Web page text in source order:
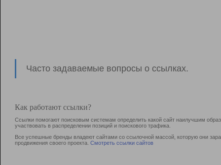
Часто задаваемые вопросы о ссылках.
Как работают ссылки?
Ссылки помогают поисковым системам определить какой сайт наилучшим
участвовать в раcпределении позиций и поискового трафика.
Все успешные бренды владеют сайтами со ссылочной массой, которую они
продвижения своего проекта. Смотреть ссылки сайтов